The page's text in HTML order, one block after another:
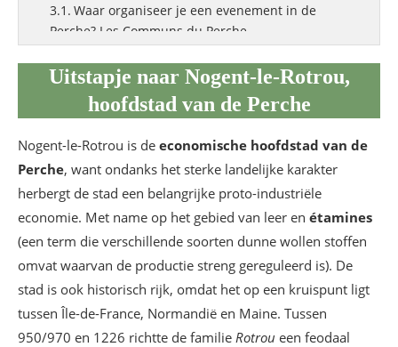
Waar organiseer je een evenement in de
Perche? Les Communs du Perche
l’Abbaye
Waar kun je lokaal lunchen? Restaurant Le
Perch’oir
Uitstapje naar Nogent-le-Rotrou,
hoofdstad van de Perche
Nogent-le-Rotrou is de economische hoofdstad van de
Perche, want ondanks het sterke landelijke karakter
herbergt de stad een belangrijke proto-industriële
economie. Met name op het gebied van leer en étamines
(een term die verschillende soorten dunne wollen stoffen
omvat waarvan de productie streng gereguleerd is). De
stad is ook historisch rijk, omdat het op een kruispunt ligt
tussen Île-de-France, Normandië en Maine. Tussen
950/970 en 1226 richtte de familie Rotrou een feodaal